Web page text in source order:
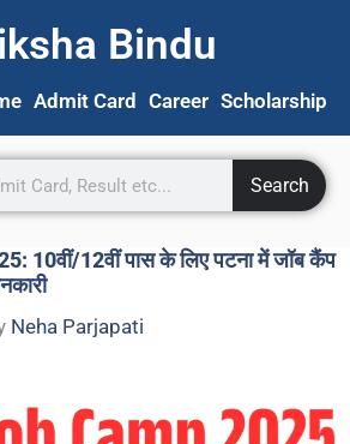
Bindu
Admit Card Career Scholarship
Search
10वीं/12वीं पास के लिए पटना में जॉब कैंप
Neha Parjapati